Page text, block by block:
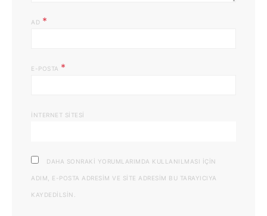
AD *
E-POSTA *
İNTERNET SITESI
DAHA SONRAKI YORUMLARIMDA KULLANILMASI IÇIN
ADIM, E-POSTA ADRESIM VE SITE ADRESIM BU TARAYICIYA
KAYDEDILSIN.